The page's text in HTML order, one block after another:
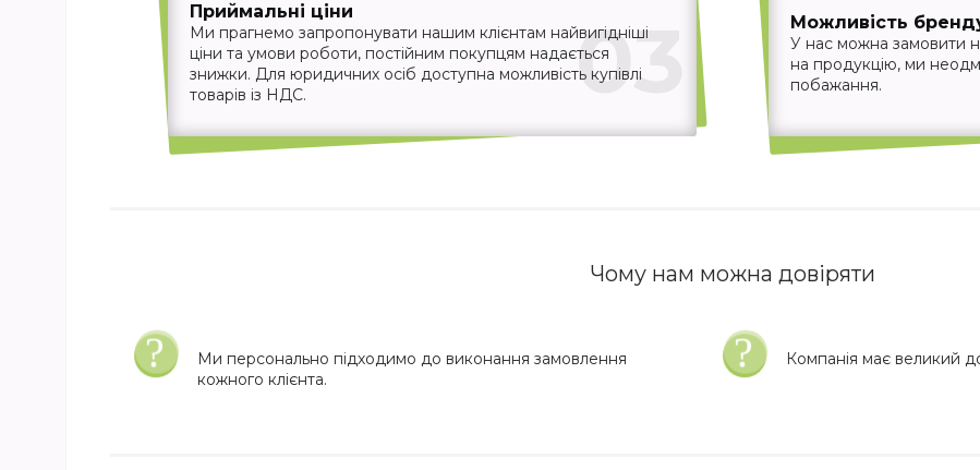
03
Приймальні ціни
Ми прагнемо запропонувати нашим клієнтам найвигідніші
ціни та умови роботи, постійним покупцям надається
знижки. Для юридичних осіб доступна можливість купівлі
товарів із НДС.
Можливість
У нас можна замовити
на продукцію, ми
побажання.
Чому нам можна довіряти
Ми персонально підходимо до виконання замовлення
кожного клієнта.
Компанія має великий